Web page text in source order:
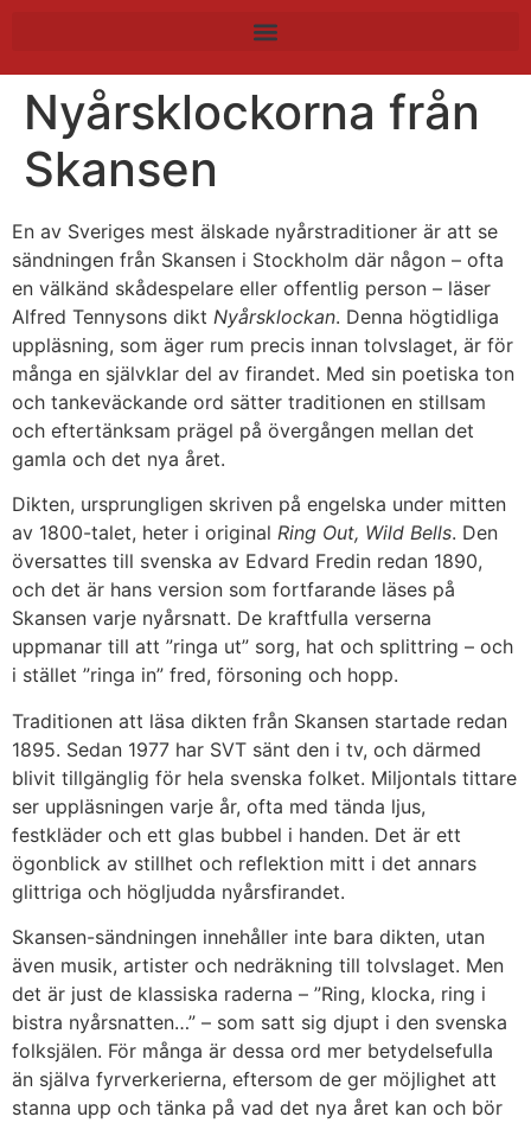
Nyårsklockorna från
Skansen
En av Sveriges mest älskade nyårstraditioner är att se
sändningen från Skansen i Stockholm där någon – ofta
en välkänd skådespelare eller offentlig person – läser
Alfred Tennysons dikt Nyårsklockan. Denna högtidliga
uppläsning, som äger rum precis innan tolvslaget, är för
många en självklar del av firandet. Med sin poetiska ton
och tankeväckande ord sätter traditionen en stillsam
och eftertänksam prägel på övergången mellan det
gamla och det nya året.
Dikten, ursprungligen skriven på engelska under mitten
av 1800-talet, heter i original Ring Out, Wild Bells. Den
översattes till svenska av Edvard Fredin redan 1890,
och det är hans version som fortfarande läses på
Skansen varje nyårsnatt. De kraftfulla verserna
uppmanar till att ”ringa ut” sorg, hat och splittring – och
i stället ”ringa in” fred, försoning och hopp.
Traditionen att läsa dikten från Skansen startade redan
1895. Sedan 1977 har SVT sänt den i tv, och därmed
blivit tillgänglig för hela svenska folket. Miljontals tittare
ser uppläsningen varje år, ofta med tända ljus,
festkläder och ett glas bubbel i handen. Det är ett
ögonblick av stillhet och reflektion mitt i det annars
glittriga och högljudda nyårsfirandet.
Skansen-sändningen innehåller inte bara dikten, utan
även musik, artister och nedräkning till tolvslaget. Men
det är just de klassiska raderna – ”Ring, klocka, ring i
bistra nyårsnatten…” – som satt sig djupt i den svenska
folksjälen. För många är dessa ord mer betydelsefulla
än själva fyrverkerierna, eftersom de ger möjlighet att
stanna upp och tänka på vad det nya året kan och bör